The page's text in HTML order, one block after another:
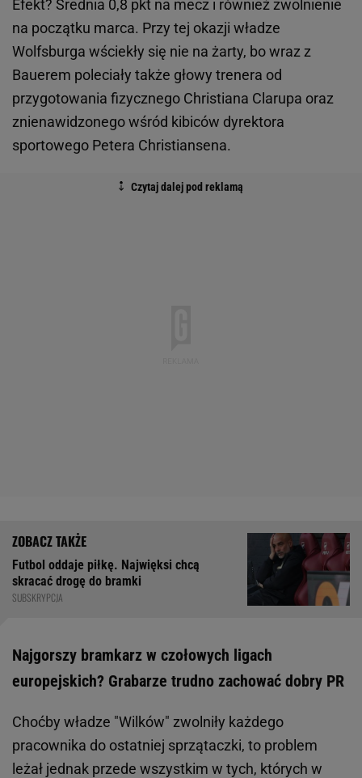
Efekt? Średnia 0,8 pkt na mecz i również zwolnienie
na początku marca. Przy tej okazji władze
Wolfsburga wściekły się nie na żarty, bo wraz z
Bauerem poleciały także głowy trenera od
przygotowania fizycznego Christiana Clarupa oraz
znienawidzonego wśród kibiców dyrektora
sportowego Petera Christiansena.
Futbol oddaje piłkę. Najwięksi chcą
skracać drogę do bramki
SUBSKRYPCJA
Najgorszy bramkarz w czołowych ligach
europejskich? Grabarze trudno zachować dobry PR
Choćby władze "Wilków" zwolniły każdego
pracownika do ostatniej sprzątaczki, to problem
leżał jednak przede wszystkim w tych, których w